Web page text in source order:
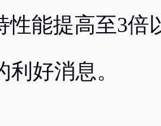
性能提高至3倍
好消息。